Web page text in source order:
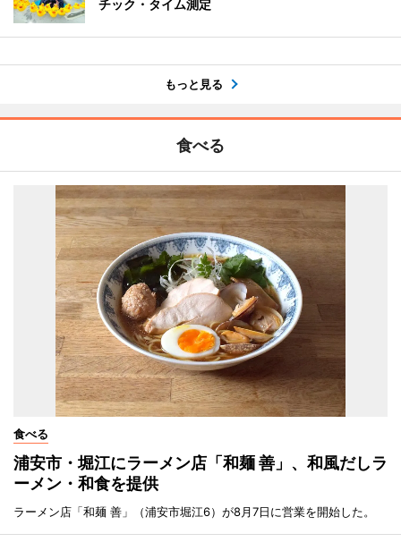
チック・タイム測定
もっと見る
食べる
食べる
浦安市・堀江にラーメン店「和麺 善」、和風だしラ
ーメン・和食を提供
ラーメン店「和麺 善」（浦安市堀江6）が8月7日に営業を開始した。